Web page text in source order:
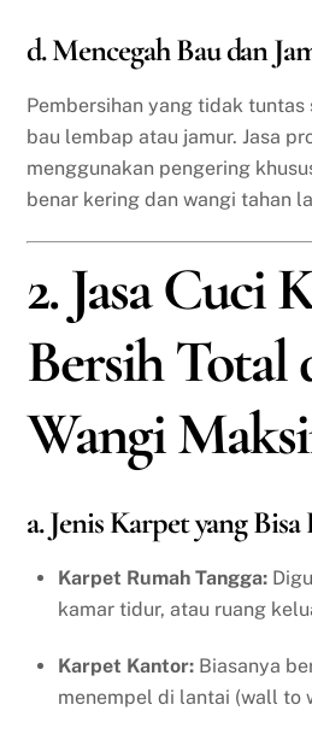
d. Mencegah Bau dan
Pembersihan yang tidak
bau lembap atau jamur. Jasa
menggunakan pengering
benar kering dan wangi tahan
2. Jasa Cuci
Bersih Total
Wangi
a. Jenis Karpet yang
Karpet Rumah Tangga:
kamar tidur, atau ruang
Karpet Kantor: Biasanya
menempel di lantai (wall to